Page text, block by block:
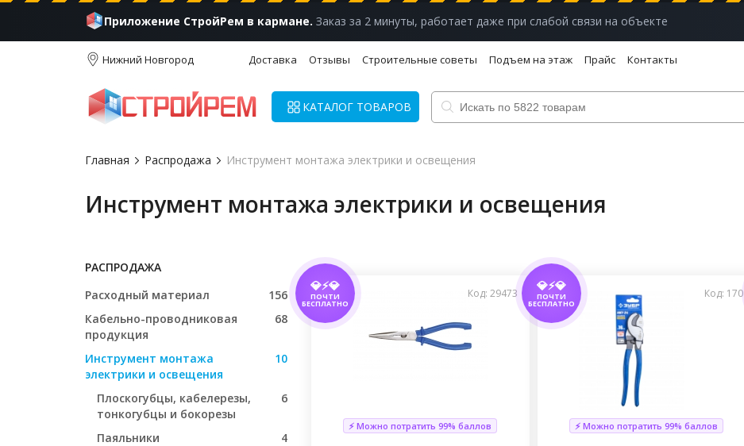
Приложение СтройРем в кармане. Заказ за 2 минуты, работает даже при слабой связи на объекте
Нижний Новгород Доставка Отзывы Строительные советы Подъем на этаж Прайс Контакты
КАТАЛОГ ТОВАРОВ
Главная Распродажа Инструмент монтажа электрики и освещения
Инструмент монтажа электрики и освещения
РАСПРОДАЖА
Расходный материал
156
Кабельно-проводниковая
продукция
68
Инструмент монтажа
электрики и освещения
10
Плоскогубцы, кабелерезы,
тонкогубцы и бокорезы
6
Паяльники
4
💎⚡💎
ПОЧТИ
БЕСПЛАТНО
Код: 29473
⚡ Можно потратить 99% баллов
💎⚡💎
ПОЧТИ
БЕСПЛАТНО
Код: 170
⚡ Можно потратить 99% баллов